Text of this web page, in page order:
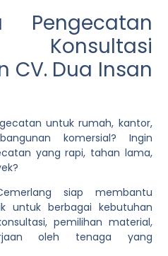
Pengecatan
Konsultasi
CV. Dua Insan
untuk rumah, kantor,
komersial? Ingin
yang rapi, tahan lama,
siap membantu
untuk berbagai kebutuhan
pemilihan material,
oleh tenaga yang